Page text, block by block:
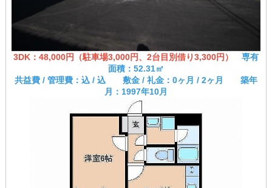
3DK：48,000円（駐車場3,000円、2台目別借り3,300円）
専有
面積：52.31㎡
共益費 / 管理費：込 / 込 敷金 / 礼金：0ヶ月 / 2ヶ月 築年
月：1997年10月